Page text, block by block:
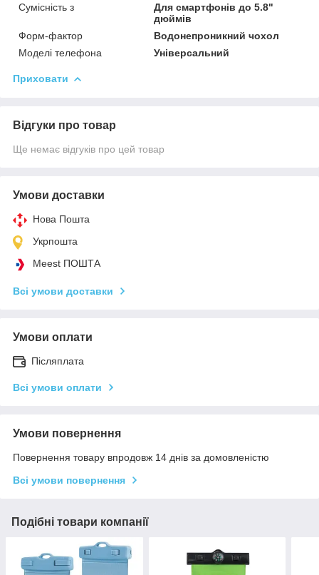
Сумісність з
Для смартфонів до 5.8"
дюймів
Форм-фактор
Водонепроникний чохол
Моделі телефона
Універсальний
Приховати
Відгуки про товар
Ще немає відгуків про цей товар
Умови доставки
Нова Пошта
Укрпошта
Meest ПОШТА
Всі умови доставки
Умови оплати
Післяплата
Всі умови оплати
Умови повернення
Повернення товару впродовж 14 днів за домовленістю
Всі умови повернення
Подібні товари компанії